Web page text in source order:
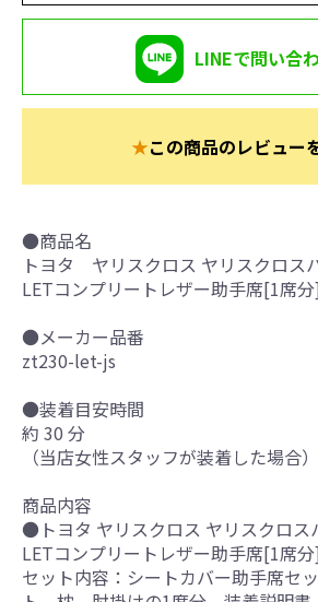
LINEで問い合
★この商品のレビュー
●商品名
トヨタ ヤリスクロス ヤリスクロス
LETコンプリートレザー助手席[1席
●メーカー品番
zt230-let-js
●装着目安時間
約 30 分
（当店女性スタッフが装着した場合）
商品内容
●トヨタ ヤリスクロス ヤリスクロス
LETコンプリートレザー助手席[1席
セット内容：シートカバー助手席セ